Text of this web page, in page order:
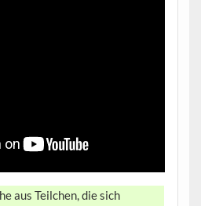
aus Teilchen, die sich